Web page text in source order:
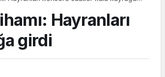
Hayranları
girdi